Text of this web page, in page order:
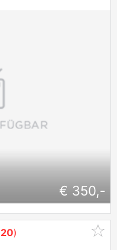
€ 350,-
)